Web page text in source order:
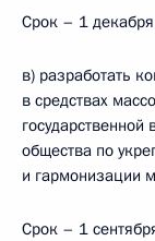
Срок – 1
в) разработать
в средствах
государственной
общества по
и гармонизации
Срок – 1